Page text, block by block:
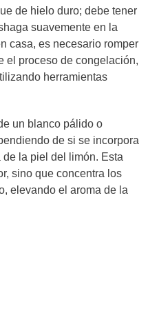
de hielo duro; debe tener
suavemente en la
casa, es necesario romper
el proceso de congelación,
herramientas
un blanco pálido o
de si se incorpora
la piel del limón. Esta
sino que concentra los
elevando el aroma de la